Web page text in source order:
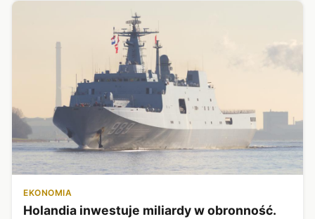
EKONOMIA
Holandia inwestuje miliardy w obronność.